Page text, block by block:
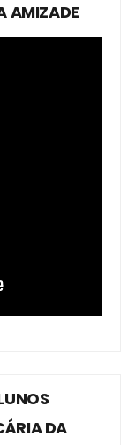
AMIZADE
DA